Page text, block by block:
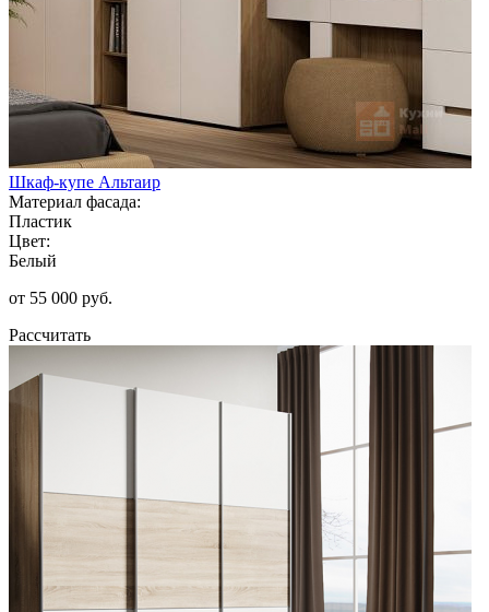
Шкаф-купе Альтаир
Материал фасада:
Пластик
Цвет:
Белый
от 55 000 руб.
Рассчитать